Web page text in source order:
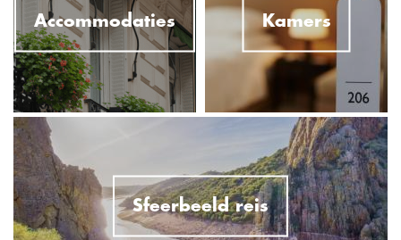
Accommodaties Kamers
Sfeerbeeld reis